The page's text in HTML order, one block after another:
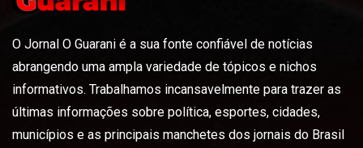
O Jornal O Guarani é a sua fonte confiável de notícias
abrangendo uma ampla variedade de tópicos e nichos
informativos. Trabalhamos incansavelmente para trazer as
últimas informações sobre política, esportes, cidades,
municípios e as principais manchetes dos jornais do Brasil